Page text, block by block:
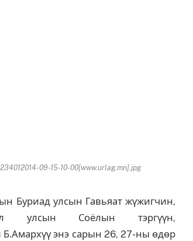
09-15-10-00[www.urlag.mn].jpg
Буриад улсын Гавьяат жүжигчин,
улсын Соёлын тэргүүн,
Б.Амархүү энэ сарын 26, 27-ны өдөр